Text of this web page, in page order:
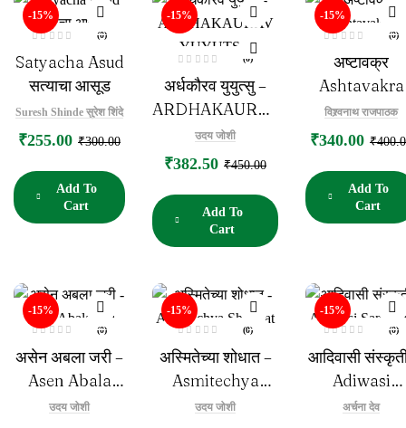
-15%
a
t
e
d
o
u
o
f
(0)
Satyacha Asud
सत्याचा आसूड
Suresh Shinde सुरेश शिंदे
₹300.00
₹255.00
Add To
Cart
-15%
a
t
e
d
o
f
(0)
अर्धकौरव युयुत्सु –
ARDHAKAURAV
YUYUTSU
उदय जोशी
₹450.00
₹382.50
Add To
Cart
-15%
e
d
o
u
o
f
(0)
अष्टावक्र
Ashtavakra
विश्र्वनाथ राजपाठक
₹
₹340.00
Add To
Cart
-15%
a
t
e
d
(0)
असेन अबला जरी –
Asen Abala
Jari
उदय जोशी
-15%
a
t
e
d
(0)
अस्मितेच्या शोधात –
Asmitechya
Shodhat
उदय जोशी
-15%
a
t
(0)
आदिवासी
Adiwasi
Sanskruti
अर्चना देव